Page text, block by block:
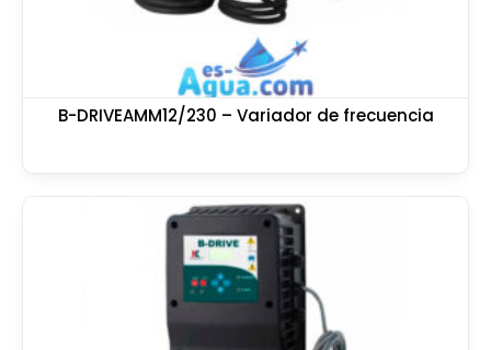
B-DRIVEAMM12/230 – Variador de frecuencia